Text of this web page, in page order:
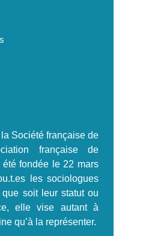
Société française de
française de
fondée le 22 mars
les sociologues
soit leur statut ou
elle vise autant à
qu’à la représenter.